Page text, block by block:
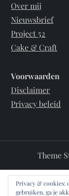
Over mij
Nieuwsbrief
Project 52
Cake & Craft
Voorwaarden
Disclaimer
Privacy beleid
Theme
Privacy & cookies:
gebruiken, ga je